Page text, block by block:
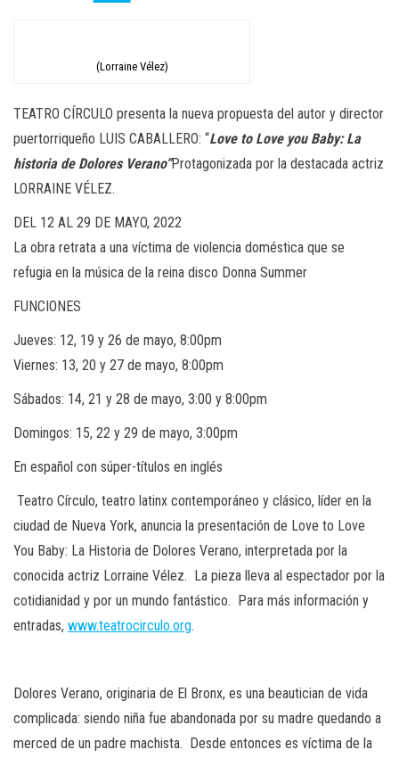
(Lorraine Vélez)
TEATRO CÍRCULO presenta la nueva propuesta del autor y director
puertorriqueño LUIS CABALLERO: “Love to Love you Baby: La
historia de Dolores Verano”Protagonizada por la destacada actriz
LORRAINE VÉLEZ.
DEL 12 AL 29 DE MAYO, 2022
La obra retrata a una víctima de violencia doméstica que se
refugia en la música de la reina disco Donna Summer
FUNCIONES
Jueves: 12, 19 y 26 de mayo, 8:00pm
Viernes: 13, 20 y 27 de mayo, 8:00pm
Sábados: 14, 21 y 28 de mayo, 3:00 y 8:00pm
Domingos: 15, 22 y 29 de mayo, 3:00pm
En español con súper-títulos en inglés
Teatro Círculo, teatro latinx contemporáneo y clásico, líder en la
ciudad de Nueva York, anuncia la presentación de Love to Love
You Baby: La Historia de Dolores Verano, interpretada por la
conocida actriz Lorraine Vélez. La pieza lleva al espectador por la
cotidianidad y por un mundo fantástico. Para más información y
entradas, www.teatrocirculo.org.
Dolores Verano, originaria de El Bronx, es una beautician de vida
complicada: siendo niña fue abandonada por su madre quedando a
merced de un padre machista. Desde entonces es víctima de la